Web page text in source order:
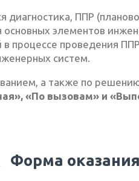
диагностика, ППР
элементов
процессе проведения
систем.
а также по
«По вызовам» и
Форма